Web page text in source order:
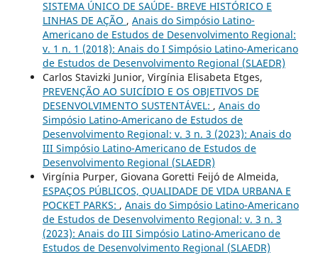
SISTEMA ÚNICO DE SAÚDE- BREVE HISTÓRICO E
LINHAS DE AÇÃO , Anais do Simpósio Latino-
Americano de Estudos de Desenvolvimento Regional:
v. 1 n. 1 (2018): Anais do I Simpósio Latino-Americano
de Estudos de Desenvolvimento Regional (SLAEDR)
Carlos Stavizki Junior, Virgínia Elisabeta Etges,
PREVENÇÃO AO SUICÍDIO E OS OBJETIVOS DE
DESENVOLVIMENTO SUSTENTÁVEL: , Anais do
Simpósio Latino-Americano de Estudos de
Desenvolvimento Regional: v. 3 n. 3 (2023): Anais do
III Simpósio Latino-Americano de Estudos de
Desenvolvimento Regional (SLAEDR)
Virgínia Purper, Giovana Goretti Feijó de Almeida,
ESPAÇOS PÚBLICOS, QUALIDADE DE VIDA URBANA E
POCKET PARKS: , Anais do Simpósio Latino-Americano
de Estudos de Desenvolvimento Regional: v. 3 n. 3
(2023): Anais do III Simpósio Latino-Americano de
Estudos de Desenvolvimento Regional (SLAEDR)